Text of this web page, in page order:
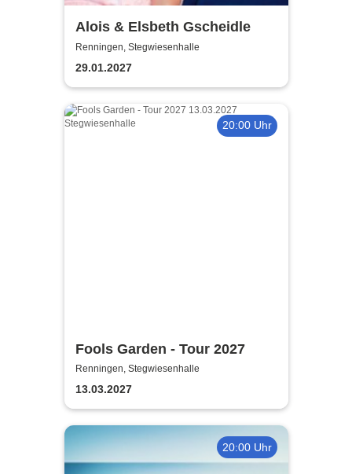
Alois & Elsbeth Gscheidle
Renningen, Stegwiesenhalle
29.01.2027
20:00 Uhr
Fools Garden - Tour 2027
Renningen, Stegwiesenhalle
13.03.2027
20:00 Uhr